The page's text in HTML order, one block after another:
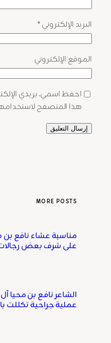
البريد الإلكتروني*
الموقع الإلكتروني
احفظ اسمي، بريدي
هذا المتصفح
MORE POSTS
مناسبة عشاء نافع
على شرف بعض
الشاعر نافع بن محيا
عملية جراحية تكللت